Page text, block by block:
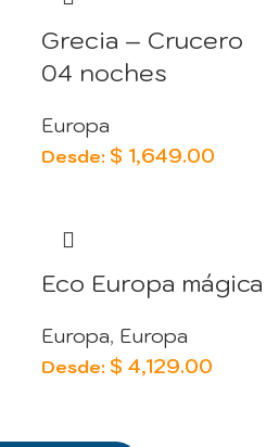
Grecia – Crucero
04 noches
Europa
Desde: $ 1,649.00
Eco Europa mágica
Europa, Europa
Desde: $ 4,129.00